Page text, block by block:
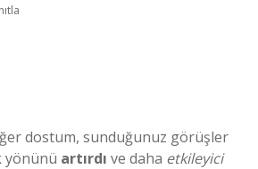
dostum, sunduğunuz görüşler
yönünü artırdı ve daha etkileyici